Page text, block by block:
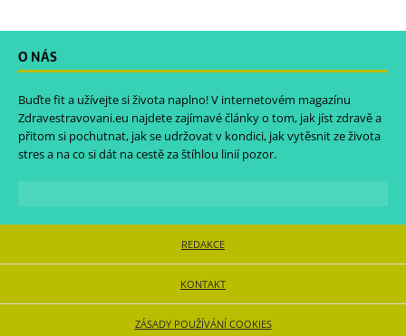
O NÁS
Buďte fit a užívejte si života naplno! V internetovém magazínu
Zdravestravovani.eu najdete zajímavé články o tom, jak jíst zdravě a
přitom si pochutnat, jak se udržovat v kondici, jak vytěsnit ze života
stres a na co si dát na cestě za štíhlou linií pozor.
REDAKCE
KONTAKT
ZÁSADY POUŽÍVÁNÍ COOKIES